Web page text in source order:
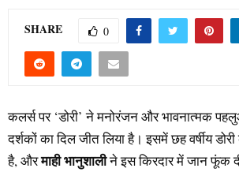
SHARE 0
कलर्स पर ‘डोरी’ ने मनोरंजन और भावनात्मक
दर्शकों का दिल जीत लिया है। इसमें छह वर्षीय
है, औरमाही भानुशालीने इस किरदार में जान फूंक